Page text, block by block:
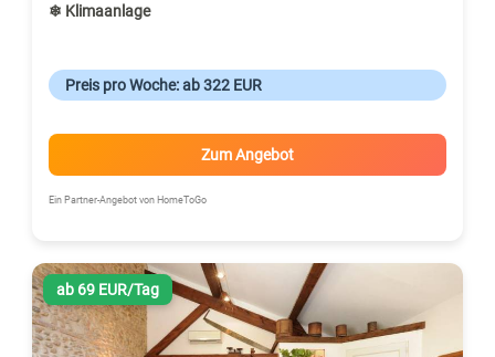
❄ Klimaanlage
Preis pro Woche: ab 322 EUR
Zum Angebot
Ein Partner-Angebot von HomeToGo
ab 69 EUR/Tag